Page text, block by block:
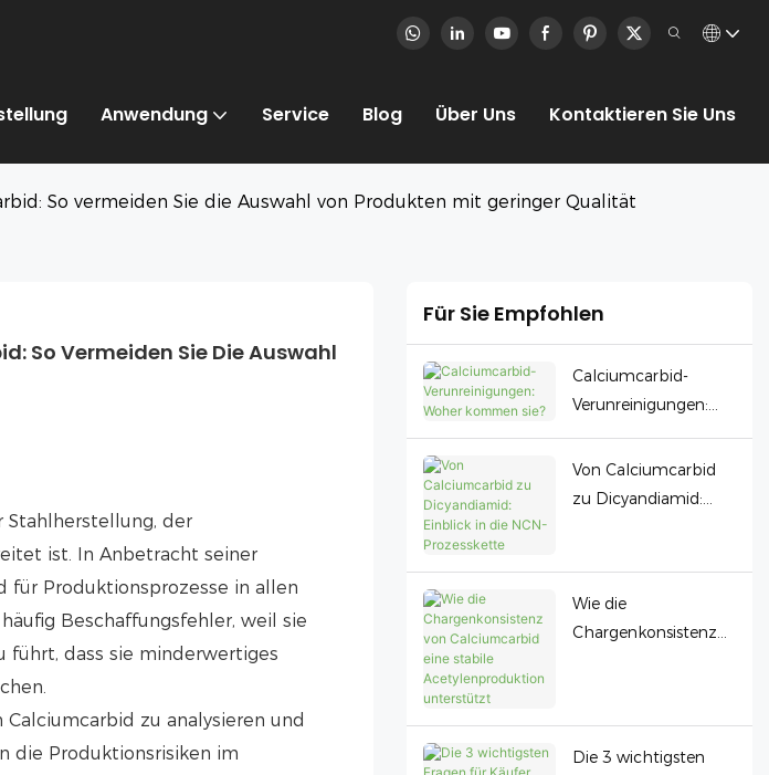
Anwendung Service Blog Über Uns Kontaktieren Sie Uns
So vermeiden Sie die Auswahl von Produkten mit geringer Qualität
So Vermeiden Sie Die Auswahl
Stahlherstellung, der
ist. In Anbetracht seiner
für Produktionsprozesse in allen
Beschaffungsfehler, weil sie
führt, dass sie minderwertiges
zu analysieren und
die Produktionsrisiken im
Für Sie Empfohlen
Calciumcarbid-
Verunreinigungen:
Woher kommen sie?
Von Calciumcarbid
zu Dicyandiamid:
Wie die
Chargenkonsistenz
unterstützt
Die 3 wichtigsten